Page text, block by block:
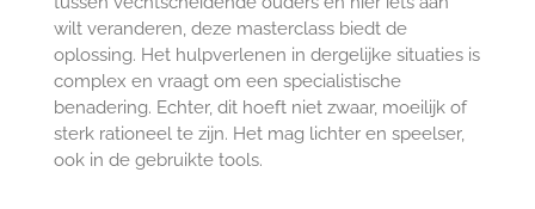
wilt veranderen, deze masterclass biedt de
oplossing. Het hulpverlenen in dergelijke situaties is
complex en vraagt om een specialistische
benadering. Echter, dit hoeft niet zwaar, moeilijk of
sterk rationeel te zijn. Het mag lichter en speelser,
ook in de gebruikte tools.